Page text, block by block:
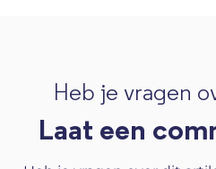
Heb je vragen
Laat een